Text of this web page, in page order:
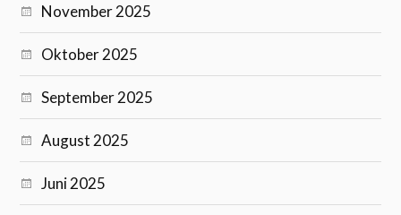
November 2025
Oktober 2025
September 2025
August 2025
Juni 2025